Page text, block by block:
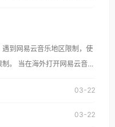
现地区及版权限制问题，且
友们，
大利亚、欧洲等国家和地区
到网易云音乐地区限制，使
易云音
03-22
03-22